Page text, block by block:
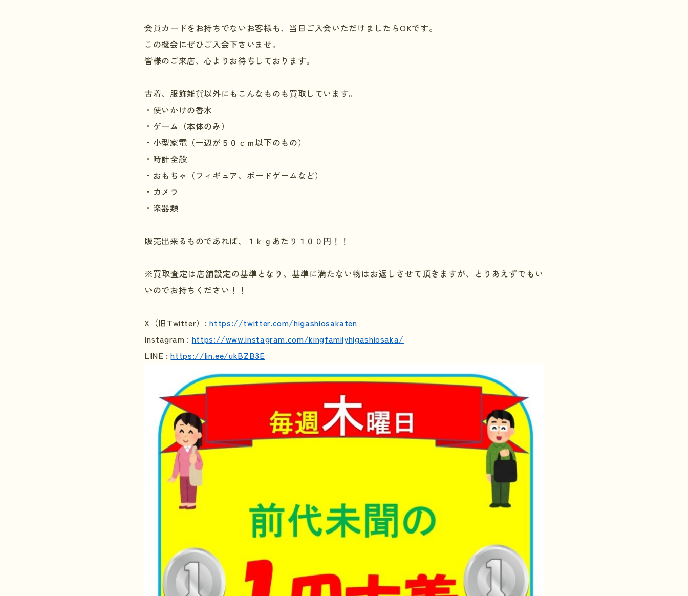
会員カードをお持ちでないお客様も、当日ご入会いただけましたらOKです。
この機会にぜひご入会下さいませ。
皆様のご来店、心よりお待ちしております。
古着、服飾雑貨以外にもこんなものも買取しています。
・使いかけの香水
・ゲーム（本体のみ）
・小型家電（一辺が５０ｃｍ以下のもの）
・時計全般
・おもちゃ（フィギュア、ボードゲームなど）
・カメラ
・楽器類
販売出来るものであれば、１ｋｇあたり１００円！！
※買取査定は店舗設定の基準となり、基準に満たない物はお返しさせて頂きますが、とりあえずでもい
いのでお持ちください！！
X （旧Twitter） :https://twitter.com/higashiosakaten
Instagram : https://www.instagram.com/kingfamilyhigashiosaka/
LINE :https://lin.ee/ukBZB3E